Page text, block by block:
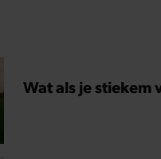
Wat als je